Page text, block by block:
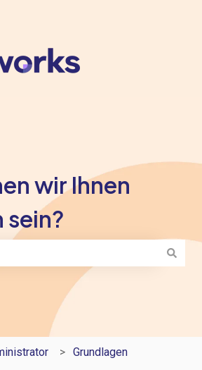
für Übersetzungen anzeigen
wir Ihnen
da das Suchfeld leer ist.
Grundlagen